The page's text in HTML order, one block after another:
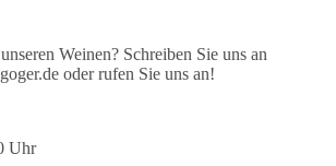
Weinen? Schreiben Sie uns an
oder rufen Sie uns an!
Uhr